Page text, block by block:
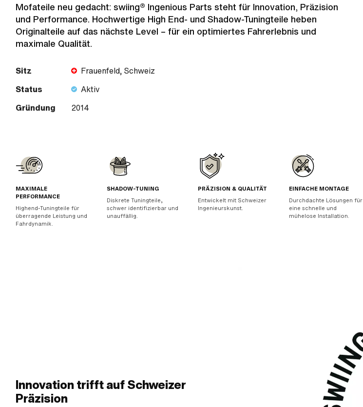
Mofateile neu gedacht: swiing® Ingenious Parts steht für Innovation, Präzision
und Performance. Hochwertige High End- und Shadow-Tuningteile heben
Originalteile auf das nächste Level – für ein optimiertes Fahrerlebnis und
maximale Qualität.
Sitz
Frauenfeld, Schweiz
Status
Aktiv
Gründung
2014
MAXIMALE
PERFORMANCE
Highend-Tuningteile für
überragende Leistung und
Fahrdynamik.
SHADOW-TUNING
Diskrete Tuningteile,
schwer identifizierbar und
unauffällig.
PRÄZISION & QUALITÄT
Entwickelt mit Schweizer
Ingenieurskunst.
EINFACHE MONTAGE
Durchdachte Lösungen für
eine schnelle und
mühelose Installation.
Innovation trifft auf Schweizer
Präzision